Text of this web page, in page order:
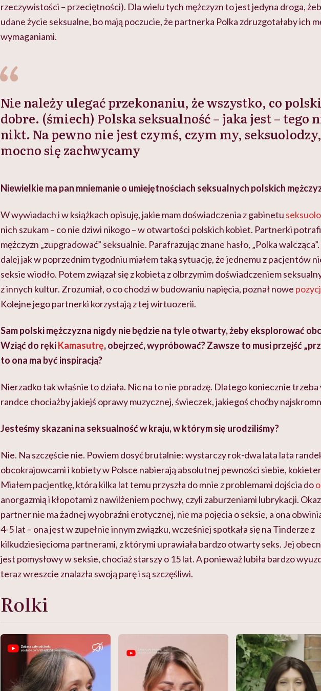
rzeczywistości – przeciętności). Dla wielu tych mężczyzn to jest jedyna droga,
udane życie seksualne, bo mają poczucie, że partnerka Polka zdruzgotałaby ich
wymaganiami.
Nie należy ulegać przekonaniu, że wszystko, co
dobre. (śmiech) Polska seksualność – jaka jest – tego
nikt. Na pewno nie jest czymś, czym my,
mocno się zachwycamy
Niewielkie ma pan mniemanie o umiejętnościach seksualnych polskich
W wywiadach i w książkach opisuję, jakie mam doświadczenia z gabinetu
nich szukam – co nie dziwi nikogo – w otwartości polskich kobiet. Partnerki
mężczyzn „zupgradować” seksualnie. Parafrazując znane hasło, „Polka
dalej jak w poprzednim tygodniu miałem taką sytuację, że jednemu z pacjentów
seksie wiodło. Potem związał się z kobietą z olbrzymim doświadczeniem
z innych kultur. Zrozumiał, o co chodzi w budowaniu napięcia, poznał nowe
Kolejne jego partnerki korzystają z tej wirtuozerii.
Sam polski mężczyzna nigdy nie będzie na tyle otwarty, żeby eksplorować
Wziąć do rękiKamasutrę, obejrzeć, wypróbować? Zawsze to musi przejść
to ona ma być inspiracją?
Nierzadko tak właśnie to działa. Nic na to nie poradzę. Dlatego koniecznie trzeba
randce chociażby jakiejś oprawy muzycznej, świeczek, jakiegoś choćby
Jesteśmy skazani na seksualność w kraju, w którym się urodziliśmy?
Nie. Na szczęście nie. Powiem dosyć brutalnie: wystarczy rok-dwa lata lata
obcokrajowcami i kobiety w Polsce nabierają absolutnej pewności siebie,
Miałem pacjentkę, która kilka lat temu przyszła do mnie z problemami dojścia do
anorgazmią i kłopotami z nawilżeniem pochwy, czyli zaburzeniami lubrykacji.
partner nie ma żadnej wyobraźni erotycznej, nie ma pojęcia o seksie, a ona
4-5 lat – ona jest w zupełnie innym związku, wcześniej spotkała się na Tinderze z
kilkudziesięcioma partnerami, z którymi uprawiała bardzo otwarty seks. Jej
jest pomysłowy w seksie, chociaż starszy o 15 lat. A ponieważ lubiła bardzo
teraz wreszcie znalazła swoją parę i są szczęśliwi.
Rolki